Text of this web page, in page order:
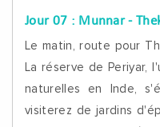
Jour 07 : Munnar -
Le matin, route pour
La réserve de Periyar,
naturelles en Inde,
visiterez de jardins